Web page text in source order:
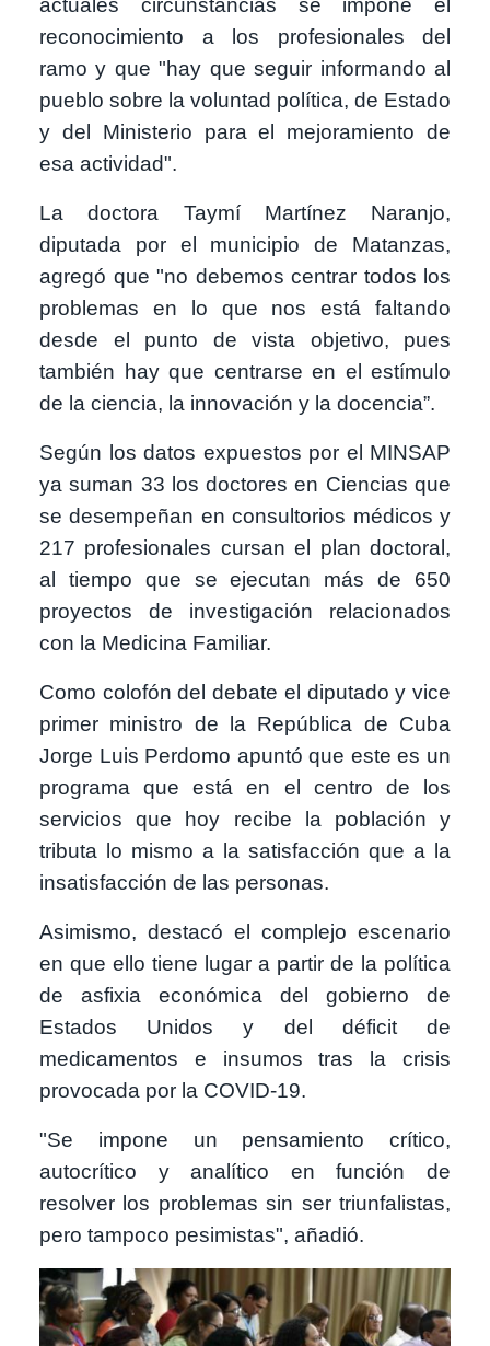
reconocimiento a los profesionales del
ramo y que "hay que seguir informando al
pueblo sobre la voluntad política, de Estado
y del Ministerio para el mejoramiento de
esa actividad".
La doctora Taymí Martínez Naranjo,
diputada por el municipio de Matanzas,
agregó que "no debemos centrar todos los
problemas en lo que nos está faltando
desde el punto de vista objetivo, pues
también hay que centrarse en el estímulo
de la ciencia, la innovación y la docencia”.
Según los datos expuestos por el MINSAP
ya suman 33 los doctores en Ciencias que
se desempeñan en consultorios médicos y
217 profesionales cursan el plan doctoral,
al tiempo que se ejecutan más de 650
proyectos de investigación relacionados
con la Medicina Familiar.
Como colofón del debate el diputado y vice
primer ministro de la República de Cuba
Jorge Luis Perdomo apuntó que este es un
programa que está en el centro de los
servicios que hoy recibe la población y
tributa lo mismo a la satisfacción que a la
insatisfacción de las personas.
Asimismo, destacó el complejo escenario
en que ello tiene lugar a partir de la política
de asfixia económica del gobierno de
Estados Unidos y del déficit de
medicamentos e insumos tras la crisis
provocada por la COVID-19.
"Se impone un pensamiento crítico,
autocrítico y analítico en función de
resolver los problemas sin ser triunfalistas,
pero tampoco pesimistas", añadió.
Image